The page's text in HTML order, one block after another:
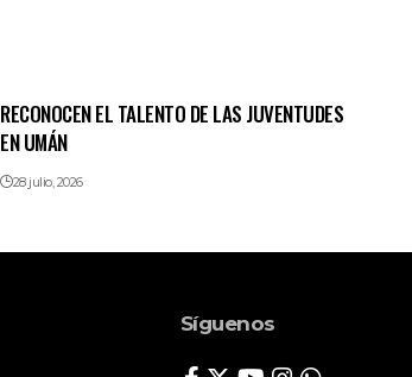
RECONOCEN EL TALENTO DE LAS JUVENTUDES
EN UMÁN
28 julio, 2026
Síguenos